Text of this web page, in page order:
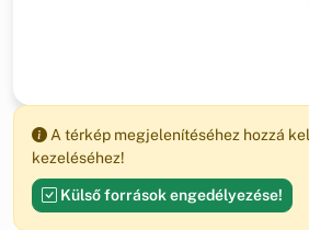
A térkép megjelenítéséhez hozzá
kezeléséhez!
Külső források engedélyezése!